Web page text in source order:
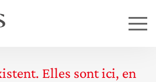
Elles sont ici, en